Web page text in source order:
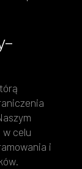
w celu
i